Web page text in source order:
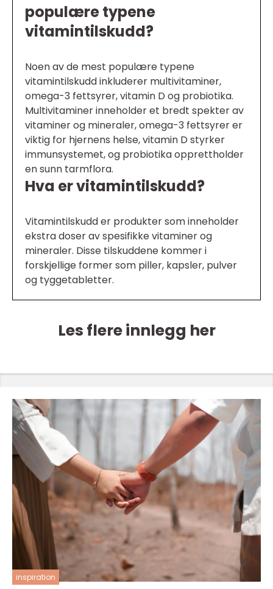
populære typene
vitamintilskudd?
Noen av de mest populære typene
vitamintilskudd inkluderer multivitaminer,
omega-3 fettsyrer, vitamin D og probiotika.
Multivitaminer inneholder et bredt spekter av
vitaminer og mineraler, omega-3 fettsyrer er
viktig for hjernens helse, vitamin D styrker
immunsystemet, og probiotika opprettholder
en sunn tarmflora.
Hva er vitamintilskudd?
Vitamintilskudd er produkter som inneholder
ekstra doser av spesifikke vitaminer og
mineraler. Disse tilskuddene kommer i
forskjellige former som piller, kapsler, pulver
og tyggetabletter.
Les flere innlegg her
inspiration